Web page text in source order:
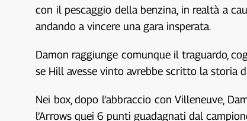
con il pescaggio della benzina, in realtà a
andando a vincere una gara insperata.
Damon raggiunge comunque il traguardo,
se Hill avesse vinto avrebbe scritto la storia
Nei box, dopo l’abbraccio con Villeneuve,
l’Arrows quei 6 punti guadagnati dal